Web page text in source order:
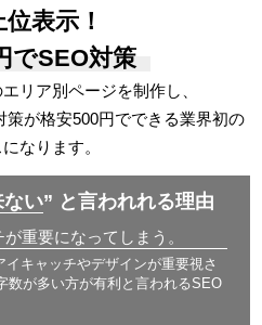
表示！
でSEO対策
リア別ページを制作し、
策が格安500円でできる業界初の
なります。
い” と言われれる理由
重要になってしまう。
イキャッチやデザインが重要視さ
数が多い方が有利と言われるSEO